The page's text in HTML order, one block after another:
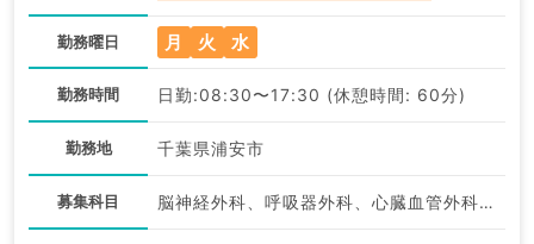
勤務曜日 月 火 水
勤務時間 日勤:08:30〜17:30 (休憩時間: 60分)
勤務地 千葉県浦安市
募集科目 脳神経外科、呼吸器外科、心臓血管外科、リハビリテーション科、一般内科、循環器内科、呼吸器内科、消化器内科、内分泌・代謝内科、腎臓内科、外科系全般、一般外科、消化器外科